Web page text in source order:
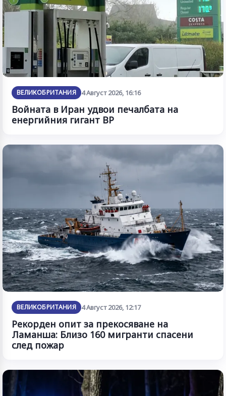
ВЕЛИКОБРИТАНИЯ 4 Август 2026, 16:16
Войната в Иран удвои печалбата на
енергийния гигант BP
ВЕЛИКОБРИТАНИЯ 4 Август 2026, 12:17
Рекорден опит за прекосяване на
Ламанша: Близо 160 мигранти спасени
след пожар